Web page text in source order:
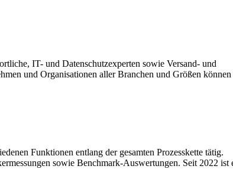
IT- und Datenschutzexperten sowie Versand- und
und Organisationen aller Branchen und Größen können
Funktionen entlang der gesamten Prozesskette tätig.
sowie Benchmark-Auswertungen. Seit 2022 ist